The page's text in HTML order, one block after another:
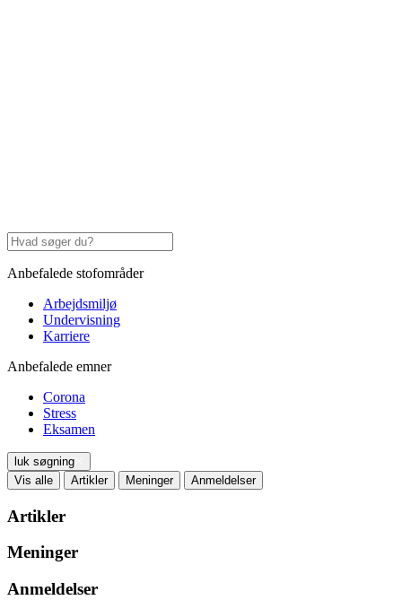
Anbefalede stofområder
Arbejdsmiljø
Undervisning
Karriere
Anbefalede emner
Corona
Stress
Eksamen
luk søgning
Vis alle
Artikler Meninger Anmeldelser
Artikler
Meninger
Anmeldelser